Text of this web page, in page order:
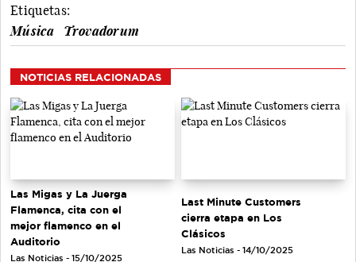
Etiquetas:
Música
Trovadorum
NOTICIAS RELACIONADAS
Las Migas y La Juerga
Flamenca, cita con el
mejor flamenco en el
Auditorio
Las Noticias - 15/10/2025
Last Minute Customers
cierra etapa en Los
Clásicos
Las Noticias - 14/10/2025